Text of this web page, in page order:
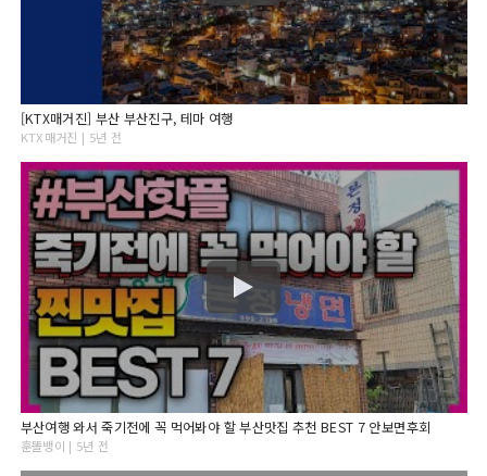
[KTX매거진] 부산 부산진구, 테마 여행
KTX매거진 | 5년 전
부산여행 와서 죽기전에 꼭 먹어봐야 할 부산맛집 추천 BEST 7 안보면후회
훈똘뱅이 | 5년 전